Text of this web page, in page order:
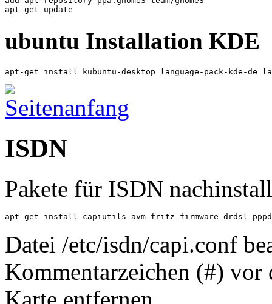
apt-get update
ubuntu Installation KDE
apt-get install kubuntu-desktop language-pack-kde-de
ISDN
Pakete für ISDN
apt-get install capiutils avm-fritz-firmware drdsl
Datei /etc/isdn/capi.conf
Kommentarzeichen (#)
Karte entfernen.